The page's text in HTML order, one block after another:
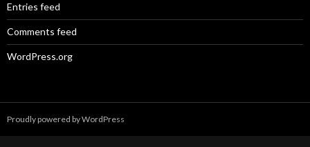
Entries feed
Comments feed
WordPress.org
Proudly powered by WordPress